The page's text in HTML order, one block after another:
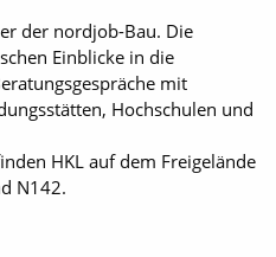
der nordjob-Bau. Die
Einblicke in die
mit
Hochschulen und
HKL auf dem Freigelände
N142.